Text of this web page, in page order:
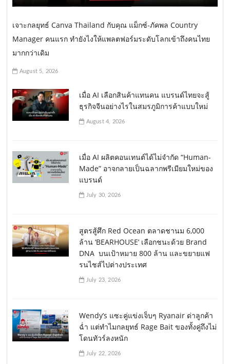
เจาะกลยุทธ์ Canva Thailand กับคุณ แม็กซ์-ภัคพล Country
Manager คนแรก ทำยังไงให้แพลตฟอร์มระดับโลกเข้าถึงคนไทย
มากกว่าเดิม
August 5, 2026
เมื่อ AI เลือกสินค้าแทนคน แบรนด์ไทยจะสู้
ธุรกิจจีนอย่างไรในสมรภูมิการค้าแบบใหม่
August 4, 2026
เมื่อ AI ผลิตคอนเทนต์ได้ไม่จำกัด “Human-
Made” อาจกลายเป็นฉลากพรีเมียมใหม่ของ
แบรนด์
July 30, 2026
สูตรสู้ศึก Red Ocean ตลาดชานม 6,000
ล้าน ‘BEARHOUSE’ เลือกชนะด้วย Brand
DNA บนเป้าหมาย 800 ล้าน และขยายแฟ
รนไชส์ไปต่างประเทศ
July 23, 2026
Wendy’s แซะคู่แข่งเจ็บๆ Ryanair ด่าลูกค้า
ฉ่ำ แต่ทำไมกลยุทธ์ Rage Bait ของทั้งคู่ถึงไม่
โดนทัวร์ลงหนัก
July 22, 2026